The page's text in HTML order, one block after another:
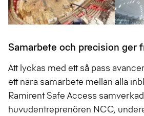
Samarbete och precision ger
Att lyckas med ett så pass
ett nära samarbete mellan alla
Ramirent Safe Access
huvudentreprenören NCC,